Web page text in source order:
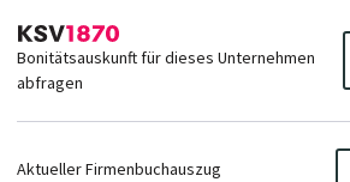
Bonitätsauskunft für dieses Unternehmen
abfragen
Aktueller Firmenbuchauszug